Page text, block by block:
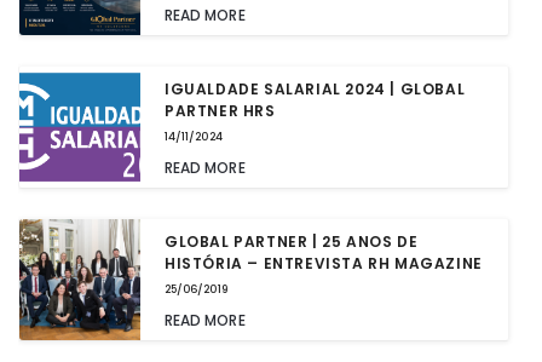
READ MORE
IGUALDADE SALARIAL 2024 | GLOBAL
PARTNER HRS
14/11/2024
READ MORE
GLOBAL PARTNER | 25 ANOS DE
HISTÓRIA – ENTREVISTA RH MAGAZINE
25/06/2019
READ MORE